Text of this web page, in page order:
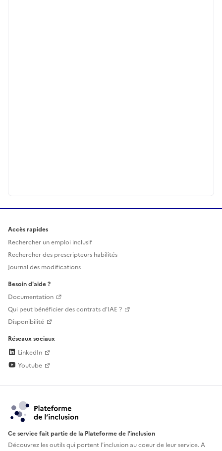
Accès rapides
Rechercher un emploi inclusif
Rechercher des prescripteurs habilités
Journal des modifications
Besoin d'aide ?
Documentation
Qui peut bénéficier des contrats d'IAE ?
Disponibilité
Réseaux sociaux
LinkedIn
Youtube
Ce service fait partie de la Plateforme de l’inclusion
Découvrez les outils qui portent l'inclusion aucoeur de leur service. A